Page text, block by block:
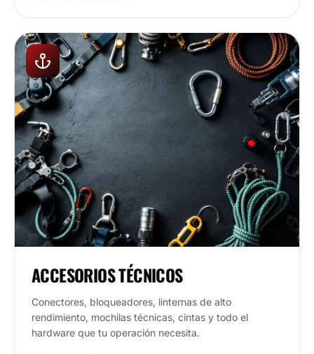
ACCESORIOS TÉCNICOS
Conectores, bloqueadores, linternas de alto
rendimiento, mochilas técnicas, cintas y todo el
hardware que tu operación necesita.